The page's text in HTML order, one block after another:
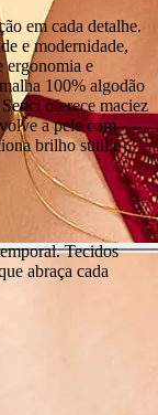
em cada detalhe.
e modernidade,
ergonomia e
100% algodão
oferece maciez
a pele com
brilho sutil e
Tecidos
abraça cada